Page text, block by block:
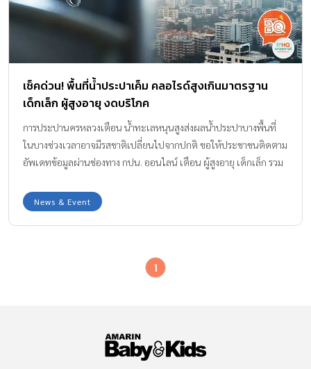
เช็คด่วน! พื้นที่น้ำประปาเค็ม คลอไรด์สูงเกินมาตรฐาน
เด็กเล็ก ผู้สูงอายุ งดบริโภค
การประปานครหลวงเตือน น้ำทะเลหนุนสูงส่งผลน้ำประปาบางพื้นที่
ในบางช่วงเวลาอาจมีรสชาติเปลี่ยนไปจากปกติ ขอให้ประชาชนติดตาม
อัพเดทข้อมูลผ่านช่องทาง กปน. ออนไลน์ เตือน ผู้สูงอายุ เด็กเล็ก รวม
เลี่ยงการบริโภคน้ำประปาช่วงน้ำทะเลหนุนสูง
News & Event
1